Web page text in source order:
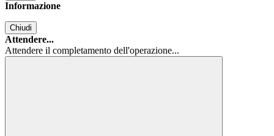
Informazione
Chiudi
Attendere...
Attendere il completamento dell'operazione...